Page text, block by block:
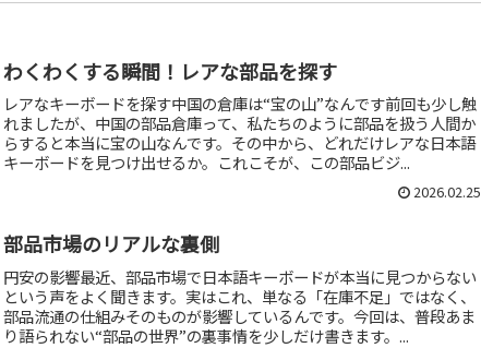
わくわくする瞬間！レアな部品を探す
レアなキーボードを探す中国の倉庫は“宝の山”なんです前回も少し触
れましたが、中国の部品倉庫って、私たちのように部品を扱う人間か
らすると本当に宝の山なんです。その中から、どれだけレアな日本語
キーボードを見つけ出せるか。これこそが、この部品ビジ...
2026.02.25
部品市場のリアルな裏側
円安の影響最近、部品市場で日本語キーボードが本当に見つからない
という声をよく聞きます。実はこれ、単なる「在庫不足」ではなく、
部品流通の仕組みそのものが影響しているんです。今回は、普段あま
り語られない“部品の世界”の裏事情を少しだけ書きます。...